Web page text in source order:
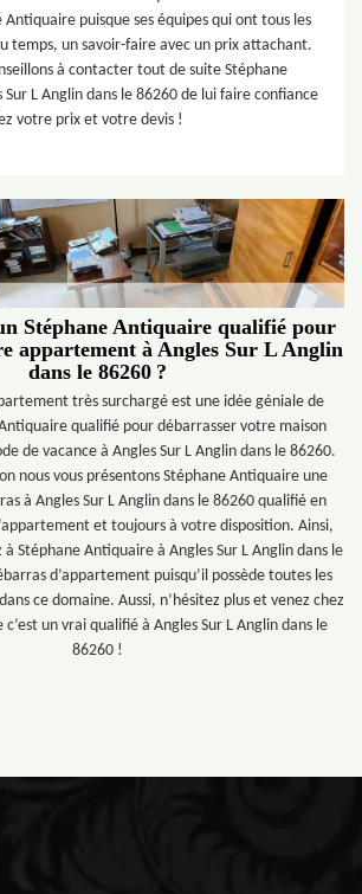
puisque ses équipes qui ont tous les
temps, un savoir-faire avec un prix attachant.
à contacter tout de suite Stéphane
L Anglin dans le 86260 de lui faire confiance
votre prix et votre devis !
Stéphane Antiquaire qualifié pour
appartement à Angles Sur L Anglin
dans le 86260 ?
très surchargé est une idée géniale de
qualifié pour débarrasser votre maison
de vacance à Angles Sur L Anglin dans le 86260.
nous vous présentons Stéphane Antiquaire une
à Angles Sur L Anglin dans le 86260 qualifié en
et toujours à votre disposition. Ainsi,
à Stéphane Antiquaire à Angles Sur L Anglin dans le
d’appartement puisqu’il possède toutes les
ce domaine. Aussi, n’hésitez plus et venez chez
un vrai qualifié à Angles Sur L Anglin dans le
86260 !